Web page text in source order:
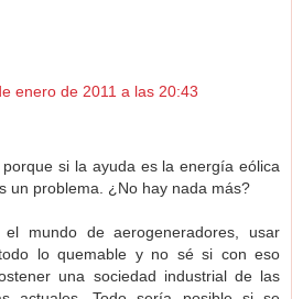
enero de 2011 a las 20:43
si la ayuda es la energía eólica
un problema. ¿No hay nada más?
el mundo de aerogeneradores, usar
lo quemable y no sé si con eso
una sociedad industrial de las